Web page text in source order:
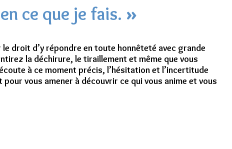
ce que je fais. »
droit d’y répondre en toute honnêteté avec grande
la déchirure, le tiraillement et même que vous
à ce moment précis, l’hésitation et l’incertitude
vous amener à découvrir ce qui vous anime et vous